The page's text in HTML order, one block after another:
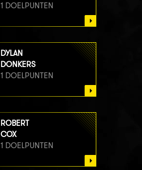
1 DOELPUNTEN
DYLAN
DONKERS
1 DOELPUNTEN
ROBERT
COX
1 DOELPUNTEN